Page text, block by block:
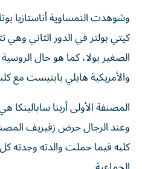
وشوهدت النمساوية أناستازيا
كيتي بولتر في الدور الثاني وهي
الصغير بولا، كما هو حال الروسية
والأمريكية هايلي بابتيست مع
المصنفة الأولى أرينا
وعند الرجال حرض زفيريف
كلبه فيما حملت والدته وجدته